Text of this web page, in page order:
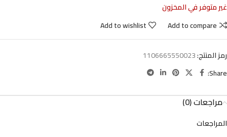
غير متوفر في المخزون
Add to compare
Add to wishlist
رمز المنتج:1106665550023
Share:
مراجعات (0)
المراجعات